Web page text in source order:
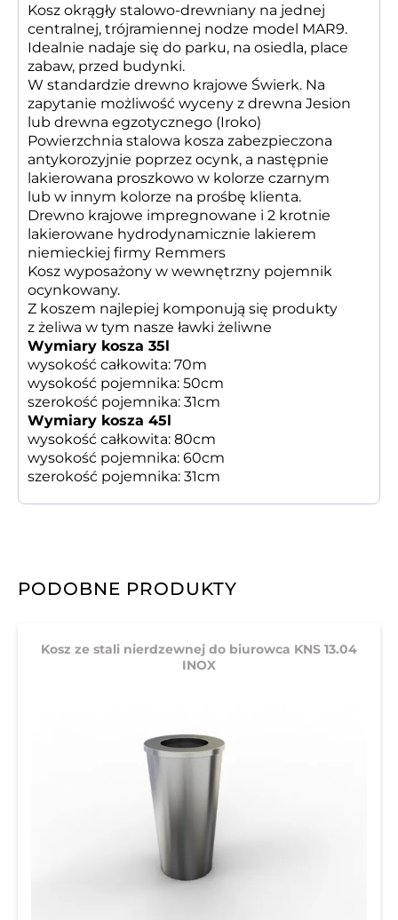
Kosz okrągły stalowo-drewniany na jednej
centralnej, trójramiennej nodze model MAR9.
Idealnie nadaje się do parku, na osiedla, place
zabaw, przed budynki.
W standardzie drewno krajowe Świerk. Na
zapytanie możliwość wyceny z drewna Jesion
lub drewna egzotycznego (Iroko)
Powierzchnia stalowa kosza zabezpieczona
antykorozyjnie poprzez ocynk, a następnie
lakierowana proszkowo w kolorze czarnym
lub w innym kolorze na prośbę klienta.
Drewno krajowe impregnowane i 2 krotnie
lakierowane hydrodynamicznie lakierem
niemieckiej firmy Remmers
Kosz wyposażony w wewnętrzny pojemnik
ocynkowany.
Z koszem najlepiej komponują się produkty
z żeliwa w tym nasze ławki żeliwne
Wymiary kosza 35l
wysokość całkowita: 70m
wysokość pojemnika: 50cm
szerokość pojemnika: 31cm
Wymiary kosza 45l
wysokość całkowita: 80cm
wysokość pojemnika: 60cm
szerokość pojemnika: 31cm
PODOBNE PRODUKTY
Kosz ze stali nierdzewnej do biurowca KNS 13.04
INOX